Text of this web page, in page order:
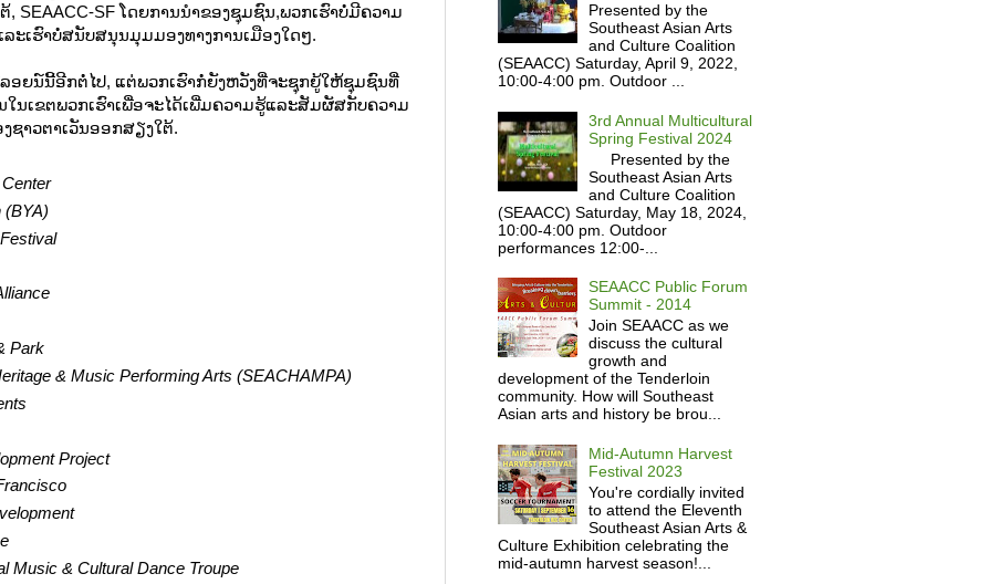
SEAACC-SF ໂດຍການນຳຂອງຊຸມຊົນ,ພວກເຮົາບໍ່ມີຄວາມ
ະເຮົາບໍ່ສນັບສນຸນມຸມມອງທາງການເມືອງໃດໆ.
ລອຍນ໌ນີ້ອີກຕໍ່ໄປ, ແຕ່ພວກເຮົາກໍ່ຍັງຫວັງທີ່ຈະຊຸກຍູ້ໃຫ້ຊຸມຊົນທີ່
ນເຂຕພວກເຮົາເພື່ອຈະໄດ້ເພີ່ມຄວາມຮູ້ແລະສັມຜັສກັບຄວາມ
ຊາວຕາເວັນອອກສຽງໃຕ້.
(BYA)
Park
& Music PerformingArts (SEACHAMPA)
Project
Music & Cultural Dance Troupe
Presented by the
Southeast Asian Arts
and Culture Coalition
(SEAACC) Saturday, April 9, 2022,
10:00-4:00 pm. Outdoor ...
3rd Annual Multicultural
Spring Festival 2024
Presented by the
Southeast Asian Arts
and Culture Coalition
(SEAACC) Saturday, May 18, 2024,
10:00-4:00 pm. Outdoor
performances 12:00-...
SEAACC Public Forum
Summit - 2014
Join SEAACC as we
discuss the cultural
growth and
development of the Tenderloin
community. How will Southeast
Asian arts and history be brou...
Mid-Autumn Harvest
Festival 2023
You're cordially invited
to attend the Eleventh
Southeast Asian Arts &
Culture Exhibition celebrating the
mid-autumn harvest season!...